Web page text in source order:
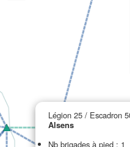
Légion 25 / Escadron
Alsens
Nb brigades à pied : 1